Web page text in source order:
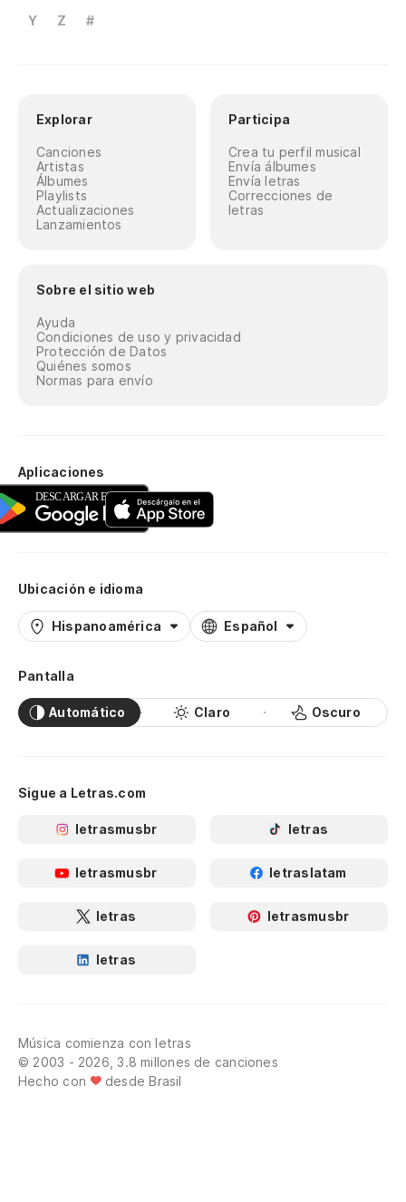
Y
Z #
Explorar
Canciones
Artistas
Álbumes
Playlists
Actualizaciones
Lanzamientos
Participa
Crea tu perfil musical
Envía álbumes
Envía letras
Correcciones de
letras
Sobre el sitio web
Ayuda
Condiciones de uso y privacidad
Protección de Datos
Quiénes somos
Normas para envío
Aplicaciones
Ubicación e idioma
Hispanoamérica Español
Pantalla
Automático Claro Oscuro
Sigue a Letras.com
letrasmusbr letras
letrasmusbr letraslatam
letras letrasmusbr
letras
Música comienza con letras
© 2003 - 2026, 3.8 millones de canciones
Hecho con
desde Brasil